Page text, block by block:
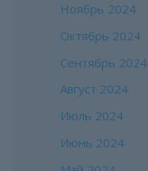
Ноябрь 2024
Октябрь 2024
Сентябрь 2024
Август 2024
Июль 2024
Июнь 2024